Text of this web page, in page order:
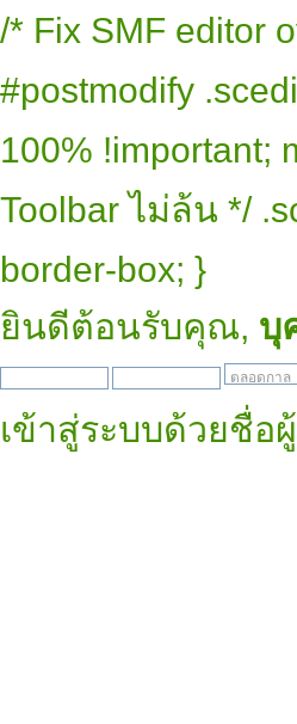
/* Fix SMF editor
#postmodify
100% !important;
Toolbar ไม่ล้น */
border-box; }
ยินดีต้อนรับคุณ, บุ
เข้าสู่ระบบด้วยชื่อ